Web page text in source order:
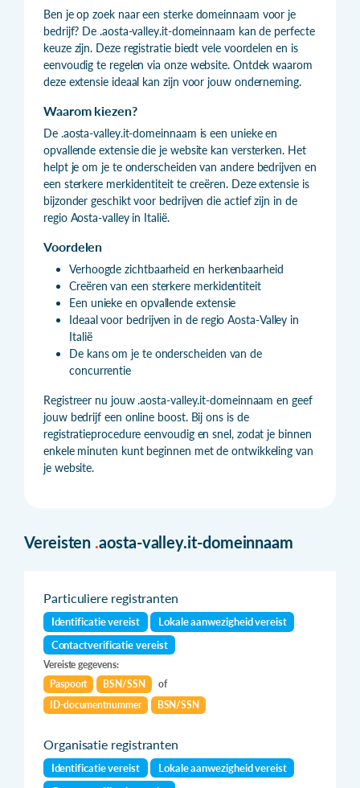
Ben je op zoek naar een sterke domeinnaam voor je
bedrijf? De .aosta-valley.it-domeinnaam kan de perfecte
keuze zijn. Deze registratie biedt vele voordelen en is
eenvoudig te regelen via onze website. Ontdek waarom
deze extensie ideaal kan zijn voor jouw onderneming.
Waarom kiezen?
De .aosta-valley.it-domeinnaam is een unieke en
opvallende extensie die je website kan versterken. Het
helpt je om je te onderscheiden van andere bedrijven en
een sterkere merkidentiteit te creëren. Deze extensie is
bijzonder geschikt voor bedrijven die actief zijn in de
regio Aosta-valley in Italië.
Voordelen
Verhoogde zichtbaarheid en herkenbaarheid
Creëren van een sterkere merkidentiteit
Een unieke en opvallende extensie
Ideaal voor bedrijven in de regio Aosta-Valley in
Italië
De kans om je te onderscheiden van de
concurrentie
Registreer nu jouw .aosta-valley.it-domeinnaam en geef
jouw bedrijf een online boost. Bij ons is de
registratieprocedure eenvoudig en snel, zodat je binnen
enkele minuten kunt beginnen met de ontwikkeling van
je website.
Vereisten .aosta-valley.it-domeinnaam
Particuliere registranten
Identificatie vereist
Lokale aanwezigheid vereist
Contactverificatie vereist
Vereiste gegevens:
Paspoort
BSN/SSN
of
ID-documentnummer
BSN/SSN
Organisatie registranten
Identificatie vereist
Lokale aanwezigheid vereist